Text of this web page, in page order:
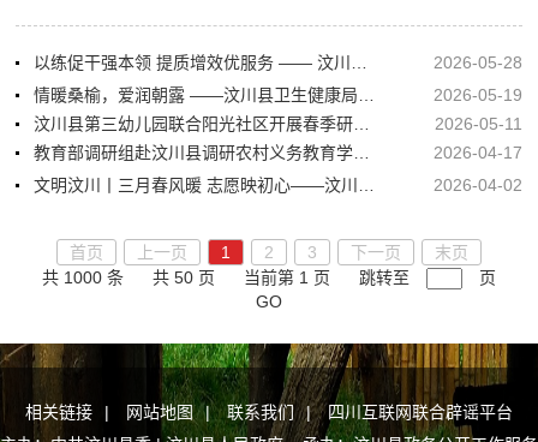
2026-05-28
2026-05-19
2026-05-11
2026-04-17
2026-04-02
首页 上一页 1 2 3 下一页
末页
共 1000 条
共 50 页 当前第 1 页 跳转至
页
GO
相关链接 | 网站地图 | 联系我们 |
四川互联网联合辟谣平台